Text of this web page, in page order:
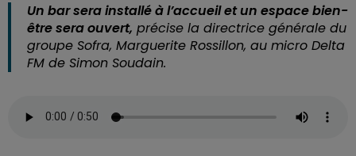
Un bar sera installé à l’accueil et un espace bien-
être sera ouvert, précise la directrice générale du
groupe Sofra, Marguerite Rossillon, au micro Delta
FM de Simon Soudain.